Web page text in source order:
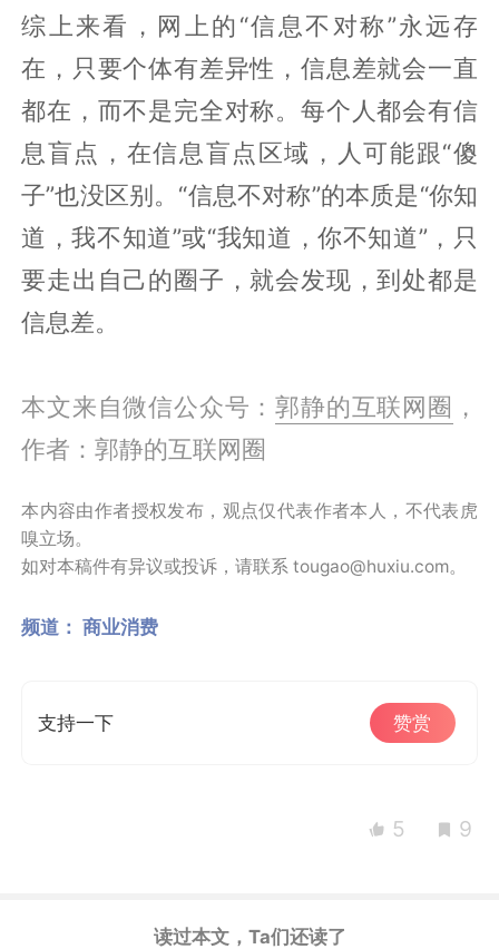
综上来看，网上的“信息不对称”永远存
在，只要个体有差异性，信息差就会一直
都在，而不是完全对称。每个人都会有信
息盲点，在信息盲点区域，人可能跟“傻
子”也没区别。“信息不对称”的本质是“你知
道，我不知道”或“我知道，你不知道”，只
要走出自己的圈子，就会发现，到处都是
信息差。
本文来自微信公众号：郭静的互联网圈 ，
作者：郭静的互联网圈
本内容由作者授权发布，观点仅代表作者本人，不代表虎
嗅立场。
如对本稿件有异议或投诉，请联系 tougao@huxiu.com。
频道： 商业消费
支持一下 赞赏
5 9
读过本文，Ta们还读了